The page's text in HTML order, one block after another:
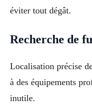
éviter tout dégât.
Recherche de
Localisation précise
à des équipements
inutile.